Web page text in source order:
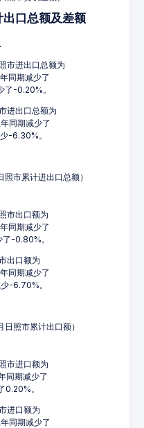
口总额及差额
市进出口总额为
同期减少了
-0.20%。
进出口总额为
同期减少了
-6.30%。
市累计进出口总额）
市出口额为
同期减少了
-0.80%。
出口额为
同期减少了
-6.70%。
照市累计出口额）
市进口额为
同期减少了
0.20%。
进口额为
同期减少了